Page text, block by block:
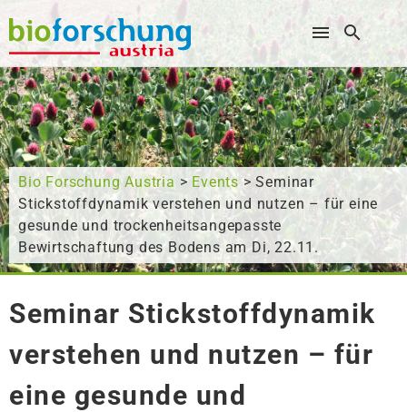
Wonach suchen Sie?
Bio Forschung Austria > Events > Seminar
Stickstoffdynamik verstehen und nutzen – für eine
gesunde und trockenheitsangepasste
Bewirtschaftung des Bodens am Di, 22.11.
Seminar Stickstoffdynamik
verstehen und nutzen – für
eine gesunde und